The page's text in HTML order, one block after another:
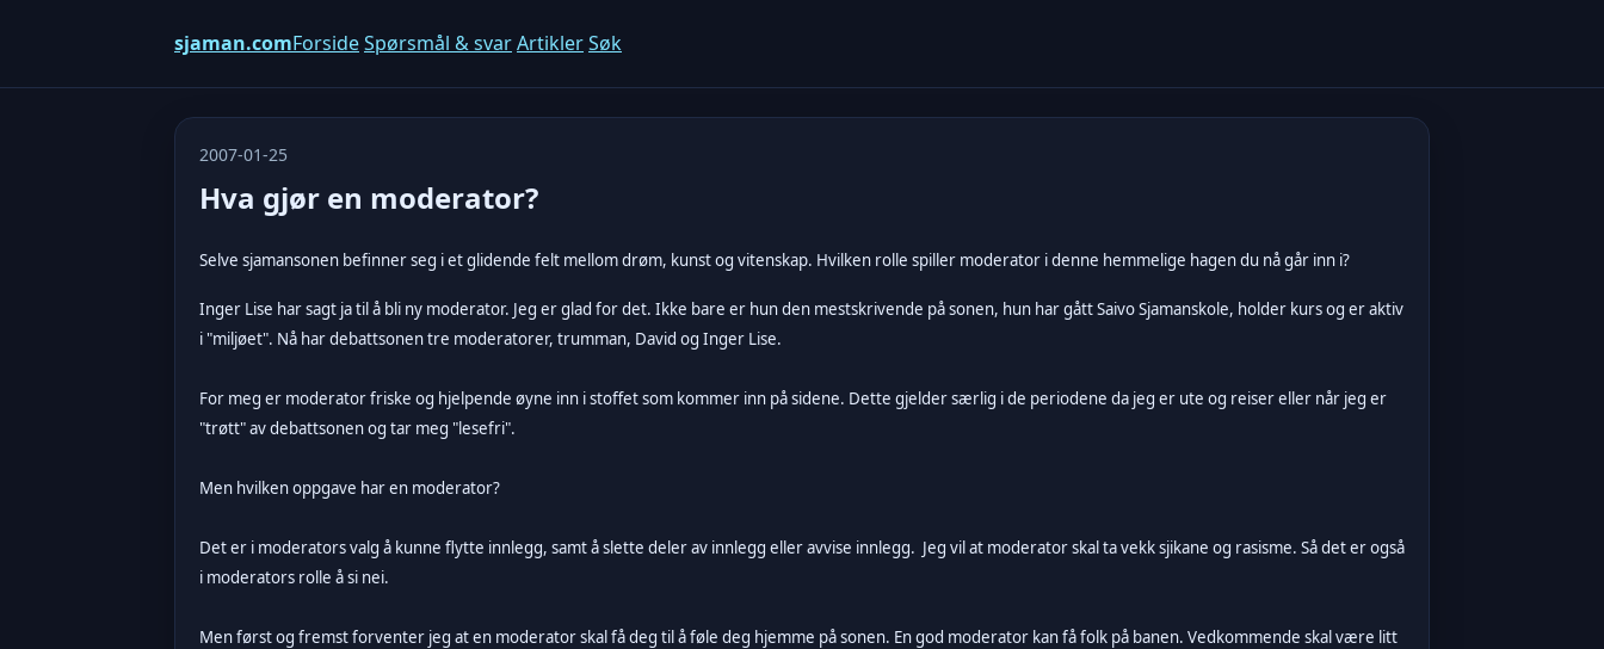
sjaman.comForsideSpørsmål & svarArtiklerSøk
2007-01-25
Hva gjør en moderator?
Selve sjamansonen befinner seg i et glidende felt mellom drøm, kunst og vitenskap. Hvilken rolle spiller moderator i denne hemmelige hagen du nå går inn i?
Inger Lise har sagt ja til å bli ny moderator. Jeg er glad for det. Ikke bare er hun den mestskrivende på sonen, hun har gått Saivo Sjamanskole, holder kurs og er aktiv
i "miljøet". Nå har debattsonen tre moderatorer, trumman, David og Inger Lise.
For meg er moderator friske og hjelpende øyne inn i stoffet som kommer inn på sidene. Dette gjelder særlig i de periodene da jeg er ute og reiser eller når jeg er
"trøtt" av debattsonen og tar meg "lesefri".
Men hvilken oppgave har en moderator?
Det er i moderators valg å kunne flytte innlegg, samt å slette deler av innlegg eller avvise innlegg. Jeg vil at moderator skal ta vekk sjikane og rasisme. Så det er også
i moderators rolle å si nei.
Men først og fremst forventer jeg at en moderator skal få deg til å føle deg hjemme på sonen. En god moderator kan få folk på banen. Vedkommende skal være litt